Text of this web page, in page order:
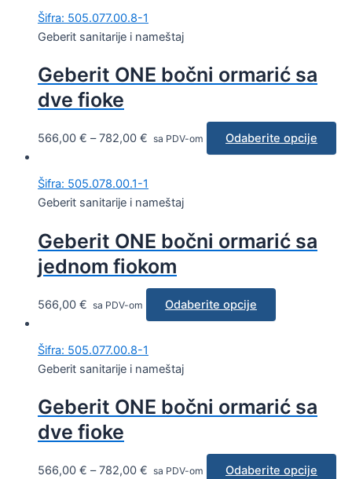
Šifra: 505.077.00.8-1
Geberit sanitarije i nameštaj
Geberit ONE bočni ormarić sa
dve fioke
566,00 € –782,00 € sa PDV-om Odaberite opcije
Šifra: 505.078.00.1-1
Geberit sanitarije i nameštaj
Geberit ONE bočni ormarić sa
jednom fiokom
566,00 € sa PDV-om Odaberite opcije
Šifra: 505.077.00.8-1
Geberit sanitarije i nameštaj
Geberit ONE bočni ormarić sa
dve fioke
566,00 € –782,00 € sa PDV-om Odaberite opcije